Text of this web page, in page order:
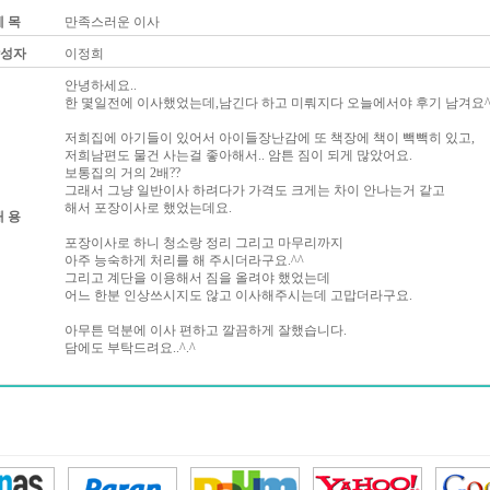
목 만족스러운 이사
자 이정희
용
안녕하세요..
한 몇일전에 이사했었는데,남긴다 하고 미뤄지다 오늘에서야 후기 남겨요
저희집에 아기들이 있어서 아이들장난감에 또 책장에 책이 빽빽히 있고,
저희남편도 물건 사는걸 좋아해서.. 암튼 짐이 되게 많았어요.
보통집의 거의 2배??
그래서 그냥 일반이사 하려다가 가격도 크게는 차이 안나는거 같고
해서 포장이사로 했었는데요.
포장이사로 하니 청소랑 정리 그리고 마무리까지
아주 능숙하게 처리를 해 주시더라구요.^^
그리고 계단을 이용해서 짐을 올려야 했었는데
어느 한분 인상쓰시지도 않고 이사해주시는데 고맙더라구요.
아무튼 덕분에 이사 편하고 깔끔하게 잘했습니다.
담에도 부탁드려요..^.^